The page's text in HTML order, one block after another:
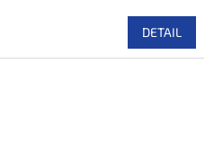
DETAIL